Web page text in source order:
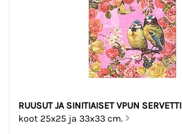
RUUSUT JA SINITIAISET VPUN SERVETTI
koot 25x25 ja 33x33 cm.